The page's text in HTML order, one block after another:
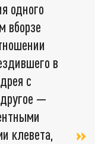
одного
вборзе
в
с
—
клевета,